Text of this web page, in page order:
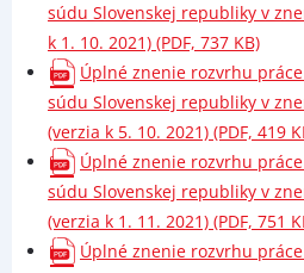
súdu Slovenskej republiky v
k 1. 10. 2021) (PDF, 737 KB)
Úplné znenie rozvrhu
súdu Slovenskej republiky v
(verzia k 5. 10. 2021) (PDF, 419
Úplné znenie rozvrhu
súdu Slovenskej republiky v
(verzia k 1. 11. 2021) (PDF, 751
Úplné znenie rozvrhu